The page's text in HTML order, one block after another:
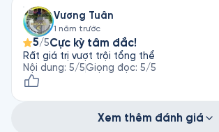
Vương Tuân
1 năm trước
5/5Cực kỳ tâm đắc!
Rất giá trị vượt trội tổng thể
Nội dung: 5/5Giọng đọc: 5/5
Xem thêm đánh giá